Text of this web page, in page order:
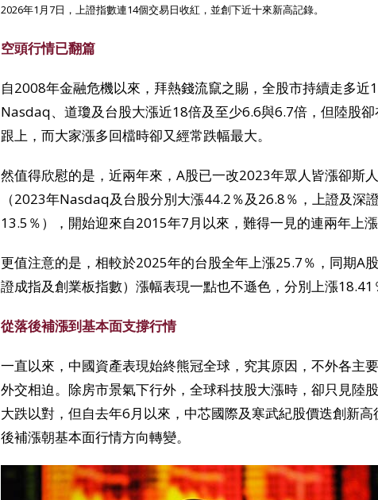
2026年1月7日，上證指數連14個交易日收紅，並創下近十來新高記錄。
空頭行情已翻篇
自2008年金融危機以來，拜熱錢流竄之賜，全股市持續走多近
Nasdaq、道瓊及台股大漲近18倍及至少6.6與6.7倍，但陸股
跟上，而大家漲多回檔時卻又經常跌幅最大。
然值得欣慰的是，近兩年來，A股已一改2023年眾人皆漲卻斯
（2023年Nasdaq及台股分別大漲44.2％及26.8％，上證及深
13.5％），開始迎來自2015年7月以來，難得一見的連兩年上漲
更值注意的是，相較於2025年的台股全年上漲25.7％，同期A
證成指及創業板指數）漲幅表現一點也不遜色，分別上漲18.41
從落後補漲到基本面支撐行情
一直以來，中國資產表現始終熊冠全球，究其原因，不外各主
外交相迫。除房市景氣下行外，全球科技股大漲時，卻只見陸
大跌以對，但自去年6月以來，中芯國際及寒武紀股價迭創新
後補漲朝基本面行情方向轉變。